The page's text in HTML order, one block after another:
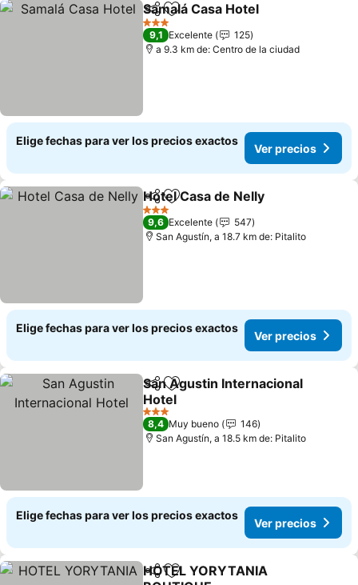
CompartirAgregar a favoritos
Samalá Casa Hotel
3 Estrellas
9,1 Excelente
125
a 9.3 km de: Centro de la ciudad
Elige fechas para ver los precios exactos
Ver precios
CompartirAgregar a favoritos
Hotel Casa de Nelly
3 Estrellas
9,6 Excelente
547
San Agustín, a 18.7 km de: Pitalito
Elige fechas para ver los precios exactos
Ver precios
CompartirAgregar a favoritos
San Agustin Internacional
Hotel
3 Estrellas
8,4 Muy bueno
146
San Agustín, a 18.5 km de: Pitalito
Elige fechas para ver los precios exactos
Ver precios
CompartirAgregar a favoritos
HOTEL YORYTANIA